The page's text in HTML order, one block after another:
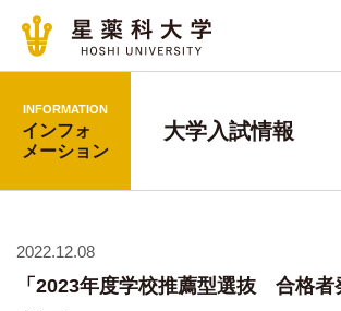
INFORMATION
インフォ
メーション
大学入試情報
2022.12.08
「2023年度学校推薦型選抜 合格者